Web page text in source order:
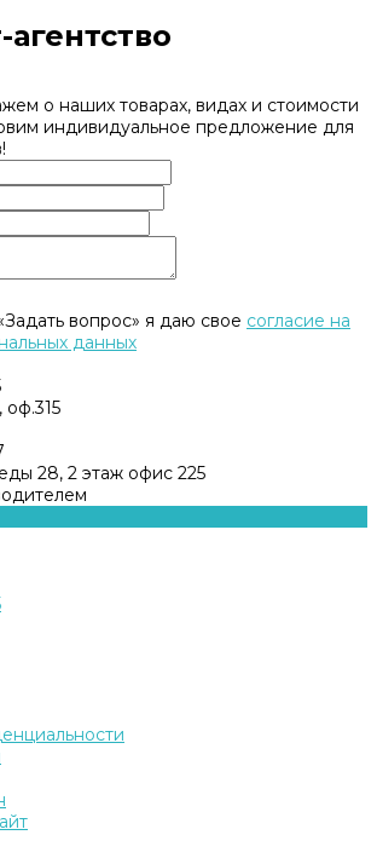
о наших товарах, видах и стоимости
индивидуальное предложение для
вопрос» я даю свое согласие на
данных
оф.315
28, 2 этаж офис 225